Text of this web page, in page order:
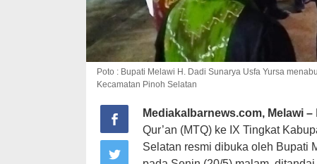
Poto : Bupati Melawi H. Dadi Sunarya Usfa Yursa
Kecamatan Pinoh Selatan
Mediakalbarnews.com, Melawi –
Qur’an (MTQ) ke IX Tingkat
Selatan resmi dibuka oleh Bupati